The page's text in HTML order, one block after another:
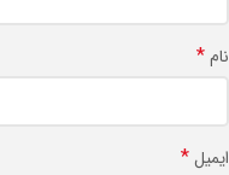
نام*
ایمیل*